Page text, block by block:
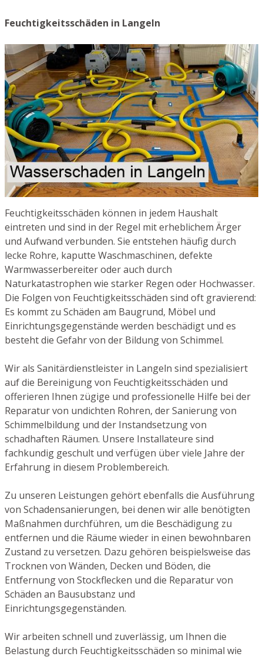
Feuchtigkeitsschäden in Langeln
Feuchtigkeitsschäden können in jedem Haushalt
eintreten und sind in der Regel mit erheblichem Ärger
und Aufwand verbunden. Sie entstehen häufig durch
lecke Rohre, kaputte Waschmaschinen, defekte
Warmwasserbereiter oder auch durch
Naturkatastrophen wie starker Regen oder Hochwasser.
Die Folgen von Feuchtigkeitsschäden sind oft gravierend:
Es kommt zu Schäden am Baugrund, Möbel und
Einrichtungsgegenstände werden beschädigt und es
besteht die Gefahr von der Bildung von Schimmel.
Wir als Sanitärdienstleister in Langeln sind spezialisiert
auf die Bereinigung von Feuchtigkeitsschäden und
offerieren Ihnen zügige und professionelle Hilfe bei der
Reparatur von undichten Rohren, der Sanierung von
Schimmelbildung und der Instandsetzung von
schadhaften Räumen. Unsere Installateure sind
fachkundig geschult und verfügen über viele Jahre der
Erfahrung in diesem Problembereich.
Zu unseren Leistungen gehört ebenfalls die Ausführung
von Schadensanierungen, bei denen wir alle benötigten
Maßnahmen durchführen, um die Beschädigung zu
entfernen und die Räume wieder in einen bewohnbaren
Zustand zu versetzen. Dazu gehören beispielsweise das
Trocknen von Wänden, Decken und Böden, die
Entfernung von Stockflecken und die Reparatur von
Schäden an Bausubstanz und
Einrichtungsgegenständen.
Wir arbeiten schnell und zuverlässig, um Ihnen die
Belastung durch Feuchtigkeitsschäden so minimal wie